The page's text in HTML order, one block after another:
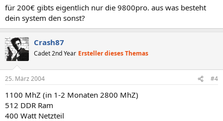
für 200€ gibts eigentlich nur die 9800pro. aus was besteht
dein system den sonst?
Crash87
Cadet 2nd Year Ersteller dieses Themas
25. März 2004 #4
1100 MhZ (in 1-2 Monaten 2800 MhZ)
512 DDR Ram
400 Watt Netzteil